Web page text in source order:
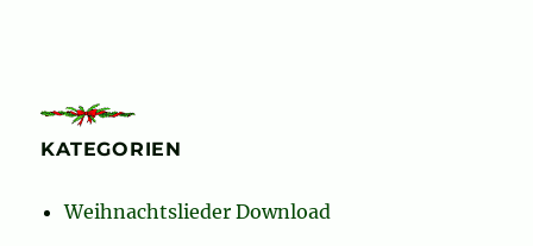
KATEGORIEN
Weihnachtslieder Download